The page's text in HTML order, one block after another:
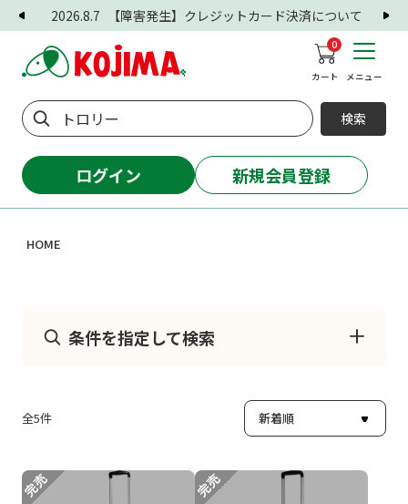
2026.8.7 【障害発生】クレジットカード決済について
0
カート メニュー
検索
ログイン 新規会員登録
HOME
条件を指定して検索
全5件